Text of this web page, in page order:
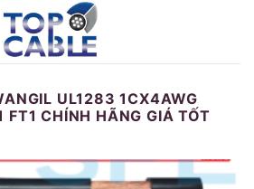
UL1283 1CX4AWG
CHÍNH HÃNG GIÁ TỐT